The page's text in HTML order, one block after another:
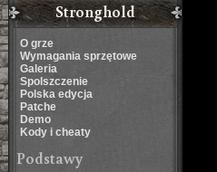
Stronghold
O grze
Wymagania sprzętowe
Galeria
Spolszczenie
Polska edycja
Patche
Demo
Kody i cheaty
Podstawy